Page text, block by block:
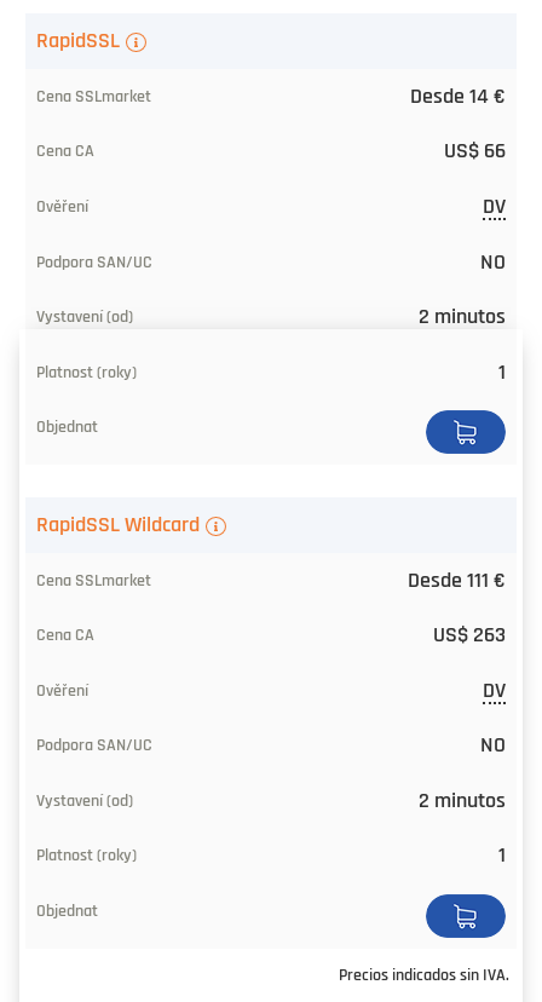
Precios indicados sin IVA.
RapidSSL
Desde 14 €
US$ 66
DV
NO
2 minutos
1
RapidSSL Wildcard
Desde 111 €
US$ 263
DV
NO
2 minutos
1